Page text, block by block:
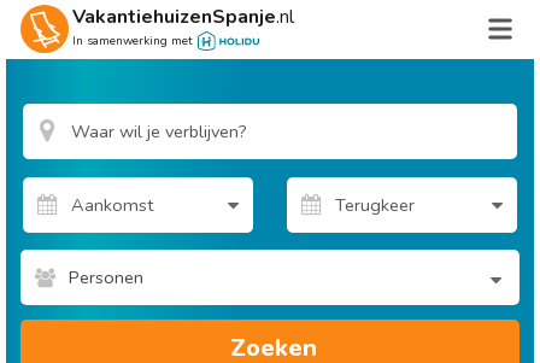
VakantiehuizenSpanje.nl
In samenwerking met
Personen
Zoeken